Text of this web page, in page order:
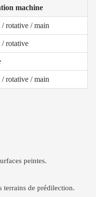
machine
rotative / main
rotative
rotative / main
peintes.
terrains de prédilection.